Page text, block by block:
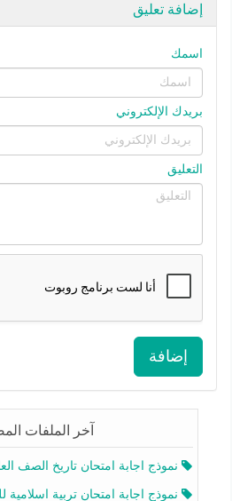
إضافة تعليق
اسمك
بريدك الإلكتروني
التعليق
إضافة
آخر الملفات
نموذج اجابة امتحان تاريخ الصف العاشر
نموذج اجابة امتحان تربية اسلامية للصف